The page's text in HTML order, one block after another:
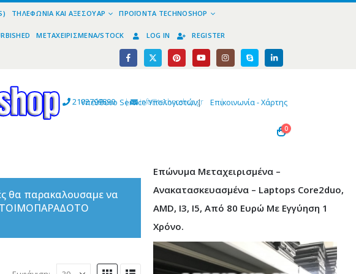
ΤΗΛΕΦΩΝΊΑ ΚΑΙ ΑΞΕΣΟΥΆΡ ΠΡΟΪΌΝΤΑ TECHNOSHOP
ΜΕΤΑΧΕΙΡΙΣΜΈΝΑ/STOCK LOG IN REGISTER
2102799890 | info@technoshop,gr |
Υπεύθυνο Service Υπολογιστών| Επικοινωνία - Χάρτης
0
θα παρακαλουσαμε να
Επώνυμα Μεταχειρισμένα –
Ανακατασκευασμένα – Laptops Core2duo,
AMD, I3, I5, Από 80 Ευρώ Με Εγγύηση 1
Χρόνο.